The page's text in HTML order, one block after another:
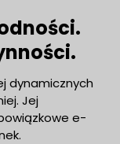
dynamicznych
Jej
e-